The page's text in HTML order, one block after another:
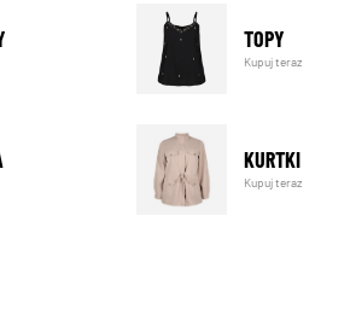
TOPY
Kupuj teraz
KURTKI
Kupuj teraz